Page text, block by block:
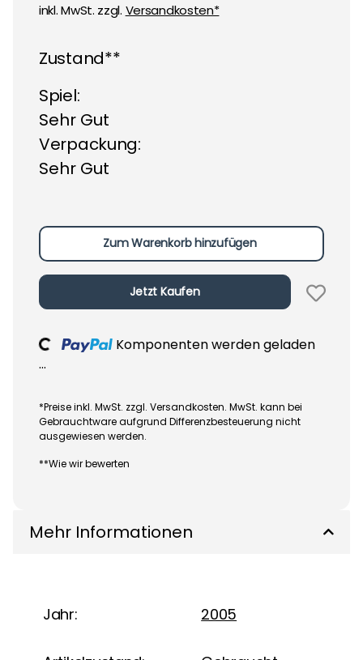
inkl. MwSt. zzgl. Versandkosten*
Zustand**
Spiel:
Sehr Gut
Verpackung:
Sehr Gut
Zum Warenkorb hinzufügen
Jetzt Kaufen
Komponenten werden geladen
...
*Preise inkl. MwSt. zzgl. Versandkosten. MwSt. kann bei
Gebrauchtware aufgrund Differenzbesteuerung nicht
ausgewiesen werden.
**Wie wir bewerten
Mehr Informationen
Jahr: 2005